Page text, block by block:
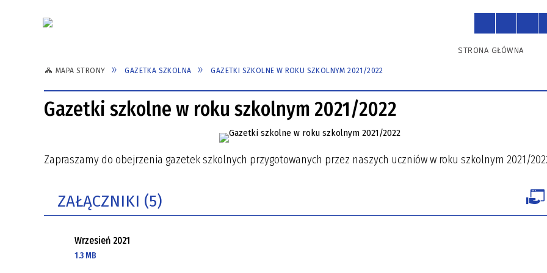
STRONA GŁÓWNA
PATRON SZKOŁY DYREKTOR NAUCZYCIELE
SAMORZĄD UCZNIOWSKI
Dla Uczniów
TURYSTYKA SPORT KONKURSY
UBEZPIECZENIE HARMONOGRAM ŚWIETLIC PLANY ZAJĘĆ
E-DZIENNIK - PIERWSZE
REGULAMIN DZIENNIKA
ELEKTRONICZNEGO
MAPA STRONY GAZETKA SZKOLNA GAZETKI SZKOLNE W ROKU SZKOLNYM 2021/2022
Gazetki szkolne w roku szkolnym 2021/2022
Zapraszamy do obejrzenia gazetek szkolnych przygotowanych przez naszych uczniów w roku szkolnym 2021/
ZAŁĄCZNIKI (5)
Wrzesień 2021
1.3 MB